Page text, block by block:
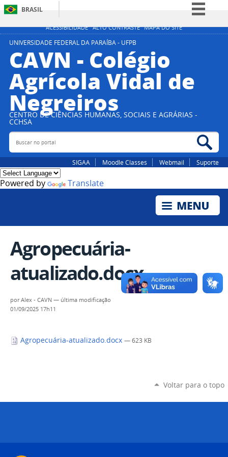
ACESSIBILIDADE ALTO CONTRASTE MAPA DO SITE
BRASIL
Simplifique!
Participe
Acesso à informação
Legislação
UNIVERSIDADE FEDERAL DA PARAÍBA - UFPB
CAVN - Colégio
Agrícola Vidal de
Negreiros
CENTRO DE CIÊNCIAS HUMANAS, SOCIAIS E AGRÁRIAS -
CCHSA
Buscar no portal
SIGAA Moodle Classes Webmail Suporte
Powered by Translate
Agropecuária-
atualizado.docx
porAlex - CAVN — última modificação
01/09/2025 17h11
Agropecuária-atualizado.docx — 623 KB
Voltar para o topo